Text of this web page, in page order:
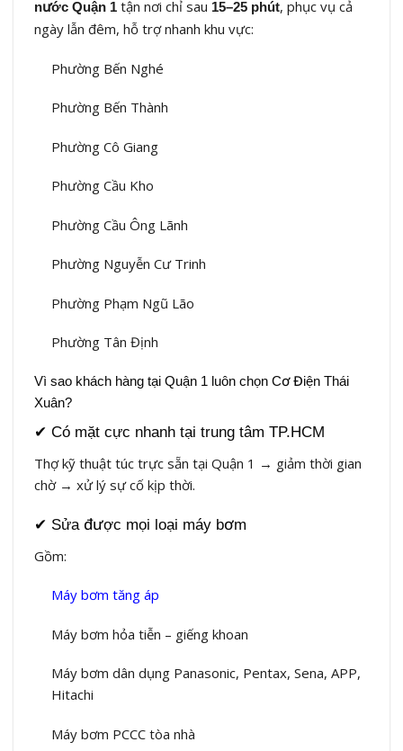
nước Quận 1tận nơi chỉ sau 15–25 phút, phục vụ cả
ngày lẫn đêm, hỗ trợ nhanh khu vực:
Phường Bến Nghé
Phường Bến Thành
Phường Cô Giang
Phường Cầu Kho
Phường Cầu Ông Lãnh
Phường Nguyễn Cư Trinh
Phường Phạm Ngũ Lão
Phường Tân Định
Vì sao khách hàng tại Quận 1 luôn chọn Cơ Điện Thái
Xuân?
✔ Có mặt cực nhanh tại trung tâm TP.HCM
Thợ kỹ thuật túc trực sẵn tại Quận 1 → giảm thời gian
chờ → xử lý sự cố kịp thời.
✔ Sửa được mọi loại máy bơm
Gồm:
Máy bơm tăng áp
Máy bơm hỏa tiễn – giếng khoan
Máy bơm dân dụng Panasonic, Pentax, Sena, APP,
Hitachi
Máy bơm PCCC tòa nhà